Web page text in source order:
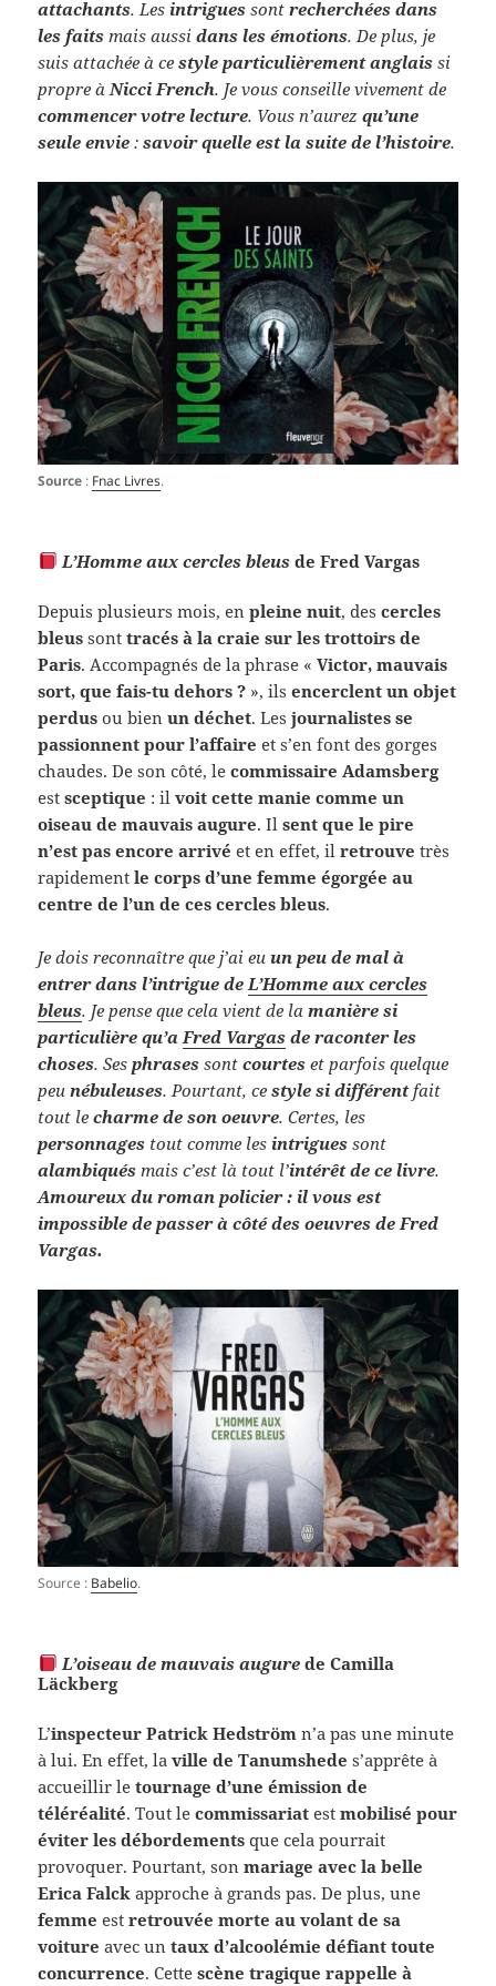
attachants. Les intrigues sontrecherchées dans
les faits mais aussidans les émotions. De plus, je
suis attachée à cestyle particulièrement anglais si
propre à Nicci French. Je vous conseille vivement de
commencer votre lecture. Vous n’aurezqu’une
seule envie :savoir quelle est la suite de l’histoire.
Source : Fnac Livres.
L’Homme aux cercles bleusde Fred Vargas
Depuis plusieurs mois, enpleine nuit, descercles
bleus sonttracés à la craie sur les trottoirs de
Paris. Accompagnés de la phrase «Victor, mauvais
sort, que fais-tu dehors ? », ilsencerclent un objet
perdus ou bienun déchet. Lesjournalistes se
passionnent pour l’affaire et s’en font des gorges
chaudes. De son côté, lecommissaire Adamsberg
estsceptique : ilvoit cette manie comme un
oiseau de mauvais augure. Ilsent que le pire
n’est pas encore arrivé et en effet, ilretrouve très
rapidementle corps d’une femme égorgée au
centre de l’un de ces cercles bleus.
Je dois reconnaître que j’ai eu un peu de mal à
entrer dans l’intrigue de L’Homme aux cercles
bleus. Je pense que cela vient de lamanière si
particulière qu’a Fred Vargas de raconter les
choses. Sesphrases sontcourtes et parfois quelque
peunébuleuses. Pourtant, cestyle si différentfait
tout lecharme de son oeuvre. Certes, les
personnages tout comme les intrigues sont
alambiqués mais c’est là tout l’intérêt de ce livre.
Amoureux du roman policier : il vous est
impossible de passer à côté des oeuvres de Fred
Vargas.
Source : Babelio.
L’oiseau de mauvais augurede Camilla
Läckberg
L’inspecteur Patrick Hedström n’a pas une minute
à lui. En effet, laville de Tanumshede s’apprête à
accueillir letournage d’une émission de
téléréalité. Tout lecommissariat estmobilisé pour
éviter les débordements que cela pourrait
provoquer. Pourtant, sonmariage avec la belle
Erica Falck approche à grands pas. De plus, une
femme estretrouvée morte au volant de sa
voiture avec untaux d’alcoolémie défiant toute
concurrence. Cettescène tragique rappelle à